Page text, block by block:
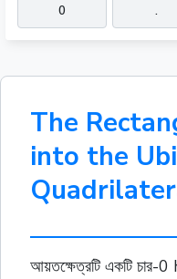
0 .
The
into the
আয়তক্ষেত্রটি একটি চার-